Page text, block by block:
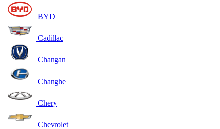
BYD
Cadillac
Changan
Changhe
Chery
Chevrolet